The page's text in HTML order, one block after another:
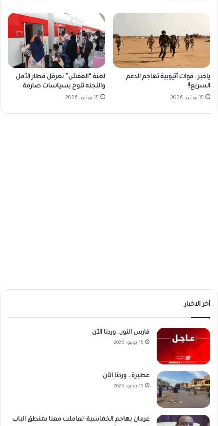
ياخبر.. قوات أثيوبية تهاجم الدعم
السريع!!
15 يونيو، 2026
لعنة “العفش” تعرقل قطار الأمل
واللجنه تلوح بسياسات صارمة
15 يونيو، 2026
أخر الاخبار
فارس النور… وردنا الآن
15 يونيو، 2026
عطبرة… وردنا الآن
15 يونيو، 2026
عرمان يهاجم الخماسية: تعاملت معنا بمنطق الباب